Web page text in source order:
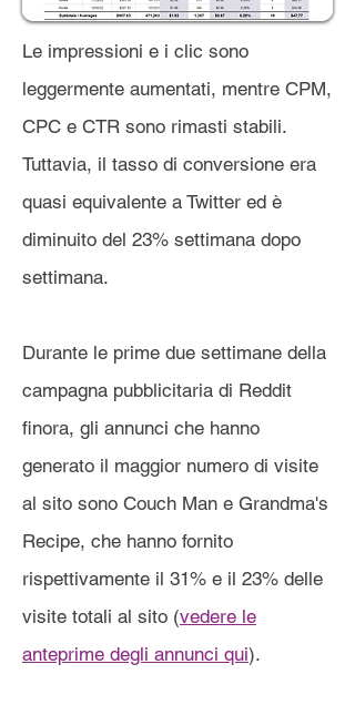
Le impressioni e i clic sono
leggermente aumentati, mentre CPM,
CPC e CTR sono rimasti stabili.
Tuttavia, il tasso di conversione era
quasi equivalente a Twitter ed è
diminuito del 23% settimana dopo
settimana.
Durante le prime due settimane della
campagna pubblicitaria di Reddit
finora, gli annunci che hanno
generato il maggior numero di visite
al sito sono Couch Man e Grandma's
Recipe, che hanno fornito
rispettivamente il 31% e il 23% delle
visite totali al sito (vedere le
anteprime degli annunci qui).